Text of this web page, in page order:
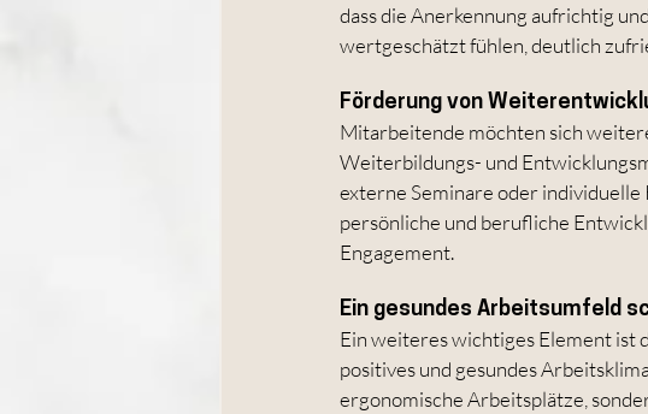
dass die Anerkennung aufrichtig
wertgeschätzt fühlen, deutlich
Förderung von
Mitarbeitende möchten sich
Weiterbildungs- und
externe Seminare oder
persönliche und berufliche
Engagement.
Ein gesundes Arbeitsumfeld
Ein weiteres wichtiges Element ist
positives und gesundes
ergonomische Arbeitsplätze,